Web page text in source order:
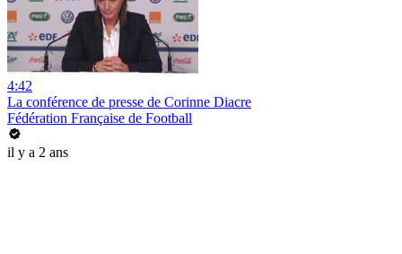
4:42
La conférence de presse de Corinne Diacre
Fédération Française de Football
il y a 2 ans